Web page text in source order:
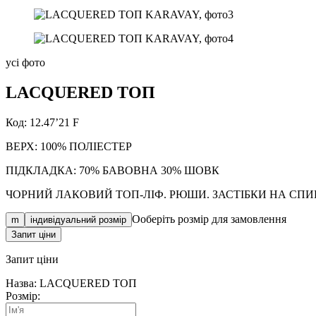
усі фото
LACQUERED ТОП
Код: 12.47’21 F
ВЕРХ: 100% ПОЛІЕСТЕР
ПІДКЛАДКА: 70% БАВОВНА 30% ШОВК
ЧОРНИЙ ЛАКОВИЙ ТОП-ЛІФ. РЮШИ. ЗАСТІБКИ НА
m індивідуальний розмір Ооберіть розмір для замовлення
Запит ціни
Запит ціни
Назва: LACQUERED ТОП
Розмір: